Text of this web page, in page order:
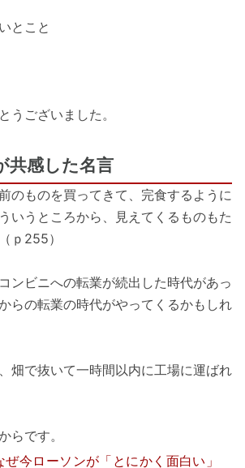
とこと
ございました。
共感した名言
のものを買ってきて、完食するように
いうところから、見えてくるものもた
ｐ255）
ンビニへの転業が続出した時代があっ
らの転業の時代がやってくるかもしれ
畑で抜いて一時間以内に工場に運ばれ
らです。
ぜ今ローソンが「とにかく面白い」